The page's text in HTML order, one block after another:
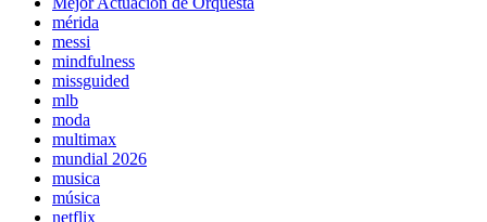
mérida
messi
mindfulness
missguided
mlb
moda
multimax
mundial 2026
musica
música
netflix